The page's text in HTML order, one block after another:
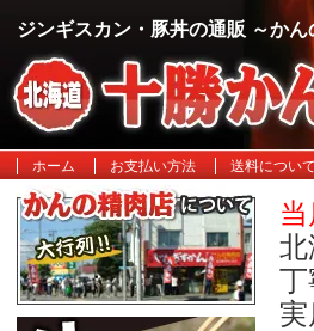
ジンギスカン・豚丼の通販 ～か
ホーム お支払い方法 送料について
丁